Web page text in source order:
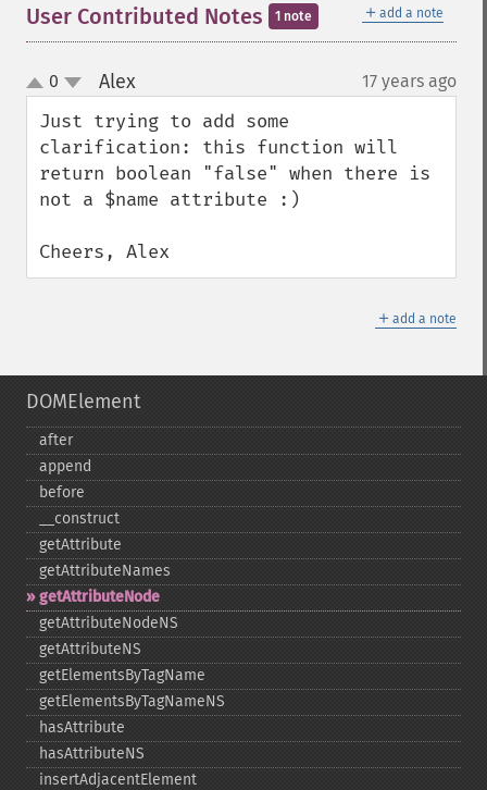
＋ add a note
User Contributed Notes 1 note
up
down
0 Alex¶ 17 years ago
Just trying to add some
clarification: this function will
return boolean "false" when there is
not a $name attribute :)
Cheers, Alex
＋ add a note
DOMElement
after
append
before
_​_​construct
getAttribute
getAttributeNames
getAttributeNode
getAttributeNodeNS
getAttributeNS
getElementsByTagName
getElementsByTagNameNS
hasAttribute
hasAttributeNS
insertAdjacentElement